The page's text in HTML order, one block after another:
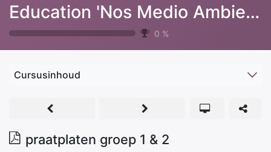
Education 'Nos Medio Ambiente'
0 %
Cursusinhoud
praatplaten groep 1 & 2